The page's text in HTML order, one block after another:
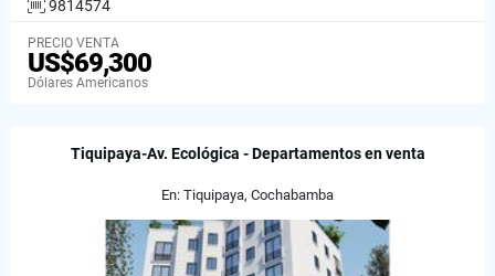
9814574
PRECIO VENTA
US$69,300
Dólares Americanos
Tiquipaya-Av. Ecológica - Departamentos en venta
En: Tiquipaya, Cochabamba